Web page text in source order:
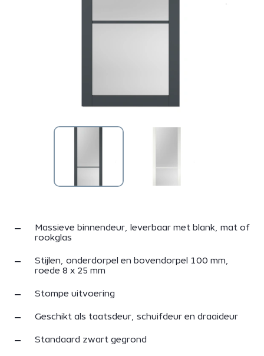
Massieve binnendeur, leverbaar met blank, mat of
rookglas
Stijlen, onderdorpel en bovendorpel 100 mm,
roede 8 x 25 mm
Stompe uitvoering
Geschikt als taatsdeur, schuifdeur en draaideur
Standaard zwart gegrond